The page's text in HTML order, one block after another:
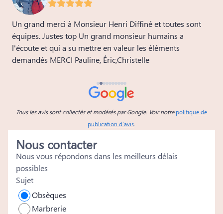
Un grand merci à Monsieur Henri Diffiné et toutes sont
équipes. Justes top Un grand monsieur humains a
l'écoute et qui a su mettre en valeur les éléments
demandés MERCI Pauline, Éric,Christelle
Tous les avis sont collectés et modérés par Google. Voir notre politique de
publication d’avis.
Nous contacter
Nous vous répondons dans les meilleurs délais
possibles
Sujet
Obsèques
Marbrerie